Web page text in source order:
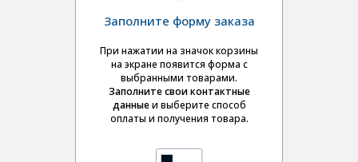
Заполните форму заказа
При нажатии на значок корзины
на экране появится форма с
выбранными товарами.
Заполните свои контактные
данныеи выберите способ
оплаты и получения товара.